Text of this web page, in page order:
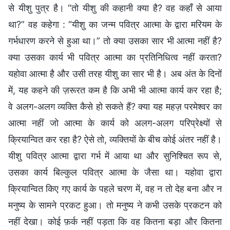
से यीशु पुत्र है। “तो यीशु की कहानी क्या है? वह कहाँ से आया
था?” वह कहेगा : “यीशु का जन्म पवित्र आत्मा के द्वारा मरियम के
गर्भधारण करने से हुआ था।” तो क्या उसका सार भी आत्मा नहीं है?
क्या उसका कार्य भी पवित्र आत्मा का प्रतिनिधित्व नहीं करता?
यहोवा आत्मा है और उसी तरह यीशु का सार भी है। अब अंत के दिनों
में, यह कहने की ज़रूरत कम है कि अभी भी आत्मा कार्य कर रहा है;
वे अलग-अलग व्यक्ति कैसे हो सकते हैं? क्या यह महज़ परमेश्वर का
आत्मा नहीं जो आत्मा के कार्य को अलग-अलग परिप्रेक्ष्यों से
क्रियान्वित कर रहा है? ऐसे तो, व्यक्तियों के बीच कोई अंतर नहीं है।
यीशु पवित्र आत्मा द्वारा गर्भ में आया था और सुनिश्चित रूप से,
उसका कार्य बिल्कुल पवित्र आत्मा के जैसा था। यहोवा द्वारा
क्रियान्वित किए गए कार्य के पहले चरण में, वह न तो देह बना और न
मनुष्य के सामने प्रकट हुआ। तो मनुष्य ने कभी उसके प्रकटन को
नहीं देखा। कोई फ़र्क नहीं पड़ता कि वह कितना बड़ा और कितना